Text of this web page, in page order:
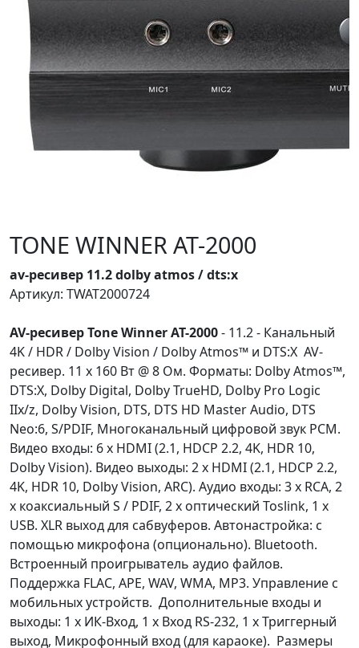
TONE WINNER AT-2000
av-ресивер 11.2 dolby atmos / dts:x
Артикул: TWAT2000724
AV-ресивер Tone Winner AT-2000- 11.2 - Канальный
4K / HDR / Dolby Vision / Dolby Atmos™ и DTS:X AV-
ресивер. 11 х 160 Вт @ 8 Ом. Форматы: Dolby Atmos™,
DTS:X, Dolby Digital, Dolby TrueHD, Dolby Pro Logic
IIx/z, Dolby Vision, DTS, DTS HD Master Audio, DTS
Neo:6, S/PDIF, Многоканальный цифровой звук PCM.
Видео входы: 6 x HDMI (2.1, HDCP 2.2, 4K, HDR 10,
Dolby Vision). Видео выходы: 2 x HDMI (2.1, HDCP 2.2,
4K, HDR 10, Dolby Vision, ARC). Аудио входы: 3 x RCA, 2
x коаксиальный S / PDIF, 2 x оптический Toslink, 1 х
USB. XLR выход для сабвуферов. Автонастройка: с
помощью микрофона (опционально). Bluetooth.
Встроенный проигрыватель аудио файлов.
Поддержка FLAC, APE, WAV, WMA, MP3. Управление с
мобильных устройств. Дополнительные входы и
выходы: 1 x ИК-Вход, 1 x Вход RS-232, 1 x Триггерный
выход, Микрофонный вход (для караоке). Размеры